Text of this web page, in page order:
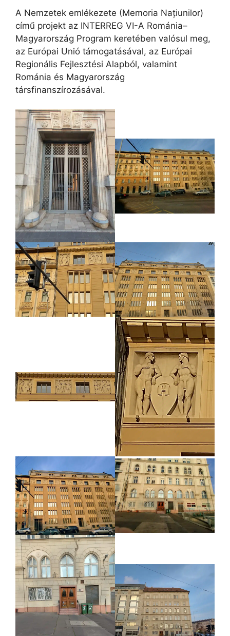
A Nemzetek emlékezete (Memoria Națiunilor)
című projekt az INTERREG VI-A Románia–
Magyarország Program keretében valósul meg,
az Európai Unió támogatásával, az Európai
Regionális Fejlesztési Alapból, valamint
Románia és Magyarország
társfinanszírozásával.